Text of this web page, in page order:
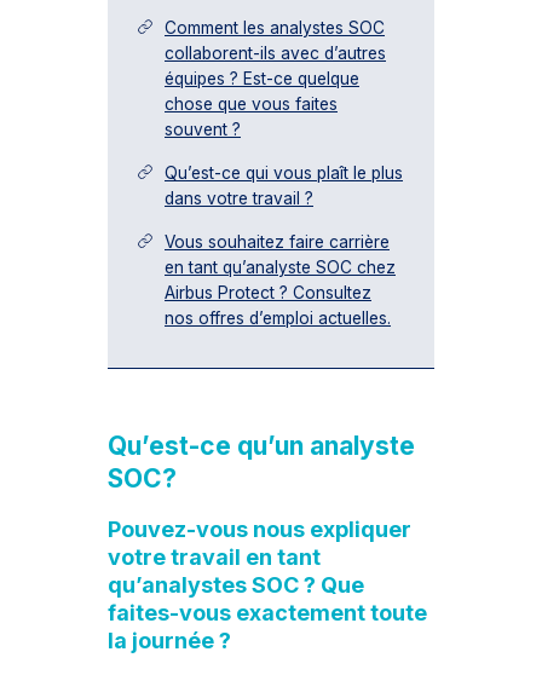
Comment les analystes SOC
collaborent-ils avec d’autres
équipes ? Est-ce quelque
chose que vous faites
souvent ?
Qu’est-ce qui vous plaît le plus
dans votre travail ?
Vous souhaitez faire carrière
en tant qu’analyste SOC chez
Airbus Protect ? Consultez
nos offres d’emploi actuelles.
Qu’est-ce qu’un analyste
SOC?
Pouvez-vous nous expliquer
votre travail en tant
qu’analystes SOC ? Que
faites-vous exactement toute
la journée ?